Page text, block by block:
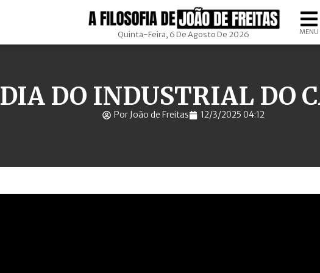
Quinta-Feira, 6 De Agosto De 2026 MENU
DIA DO INDUSTRIAL DO
Por João de Freitas 12/3/2025 04:12